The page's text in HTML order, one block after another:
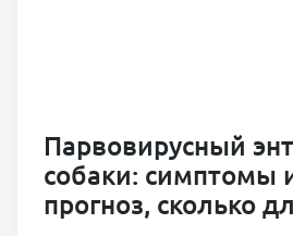
Парвовирусный
собаки: симптомы
прогноз, сколько